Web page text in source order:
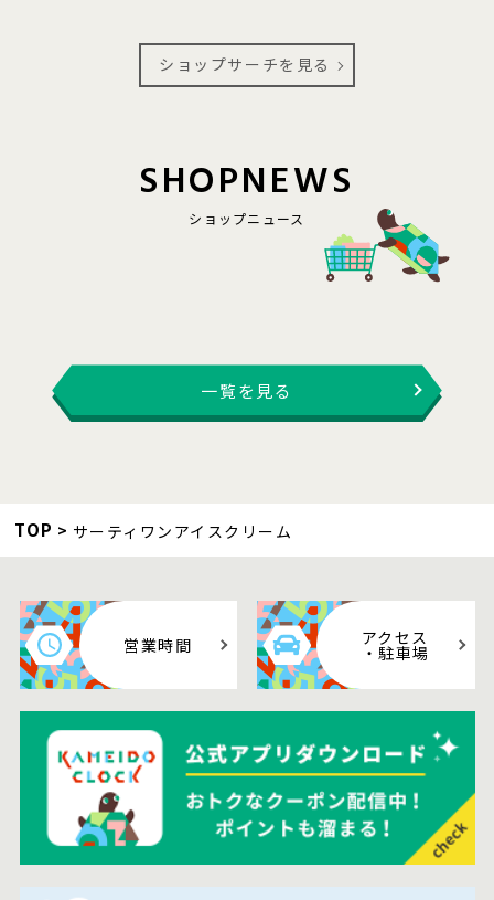
ショップサーチを見る
SHOPNEWS
ショップニュース
一覧を見る
TOP サーティワンアイスクリーム
営業時間 アクセス
・駐車場